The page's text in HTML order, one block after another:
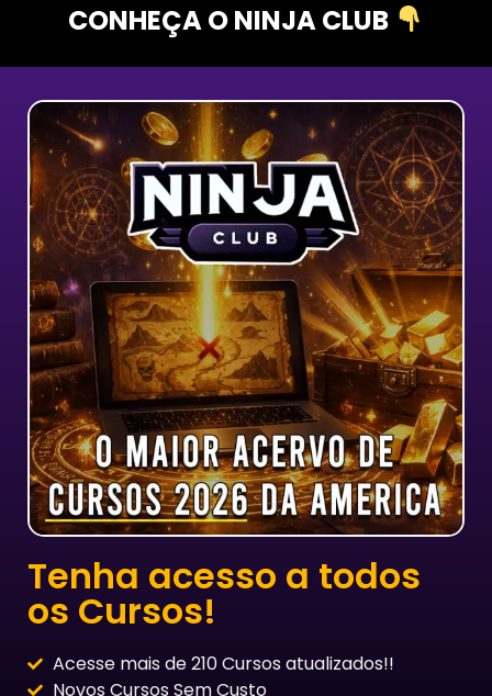
CONHEÇA O NINJA CLUB
Tenha acesso a todos
os Cursos!
Acesse mais de 210 Cursos atualizados!!
Novos Cursos Sem Custo